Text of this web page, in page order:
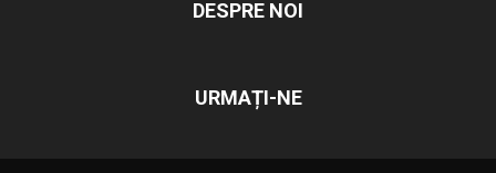
DESPRE NOI
URMAȚI-NE